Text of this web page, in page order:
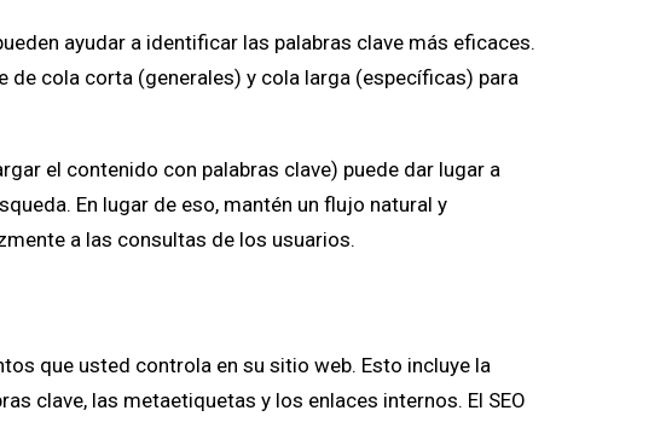
ayudar a identificar las palabras clave más eficaces.
de cola corta (generales) y cola larga (específicas) para
el contenido con palabras clave) puede dar lugar a
En lugar de eso, mantén un flujo natural y
a las consultas de los usuarios.
que usted controla en su sitio web. Esto incluye la
clave, las metaetiquetas y los enlaces internos. El SEO